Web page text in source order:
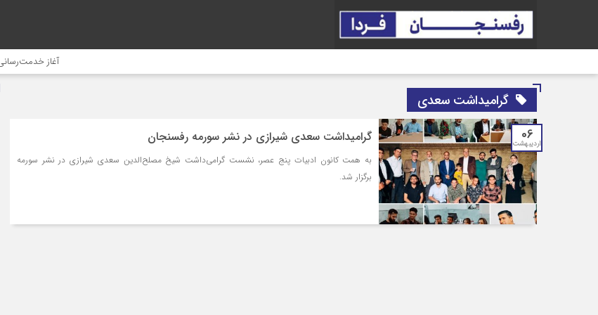
آغاز خدمت‌رسانی
گرامیداشت سعدی
06
اردیبهشت گرامیداشت سعدی شیرازی در نشر سورمه رفسنجان
به همت کانون ادبیات پنج عصر، نشست گرامی‌داشت شیخ مصلح‌الدین سعدی شیرازی در نشر سورمه
برگزار شد.